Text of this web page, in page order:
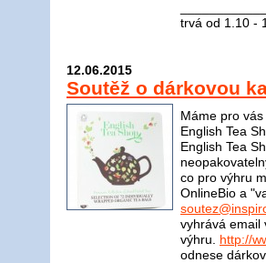
trvá od 1.10 -
12.06.2015
Soutěž o dárkovou
Máme pro
English Tea
English Tea
co pro výhru
OnlineBio a
vyhrává email
výhru. http://
odnese